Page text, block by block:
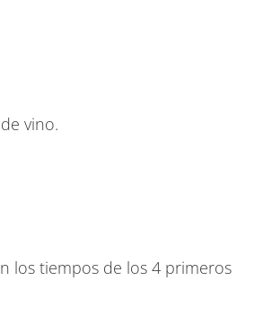
vino.
los tiempos de los 4 primeros